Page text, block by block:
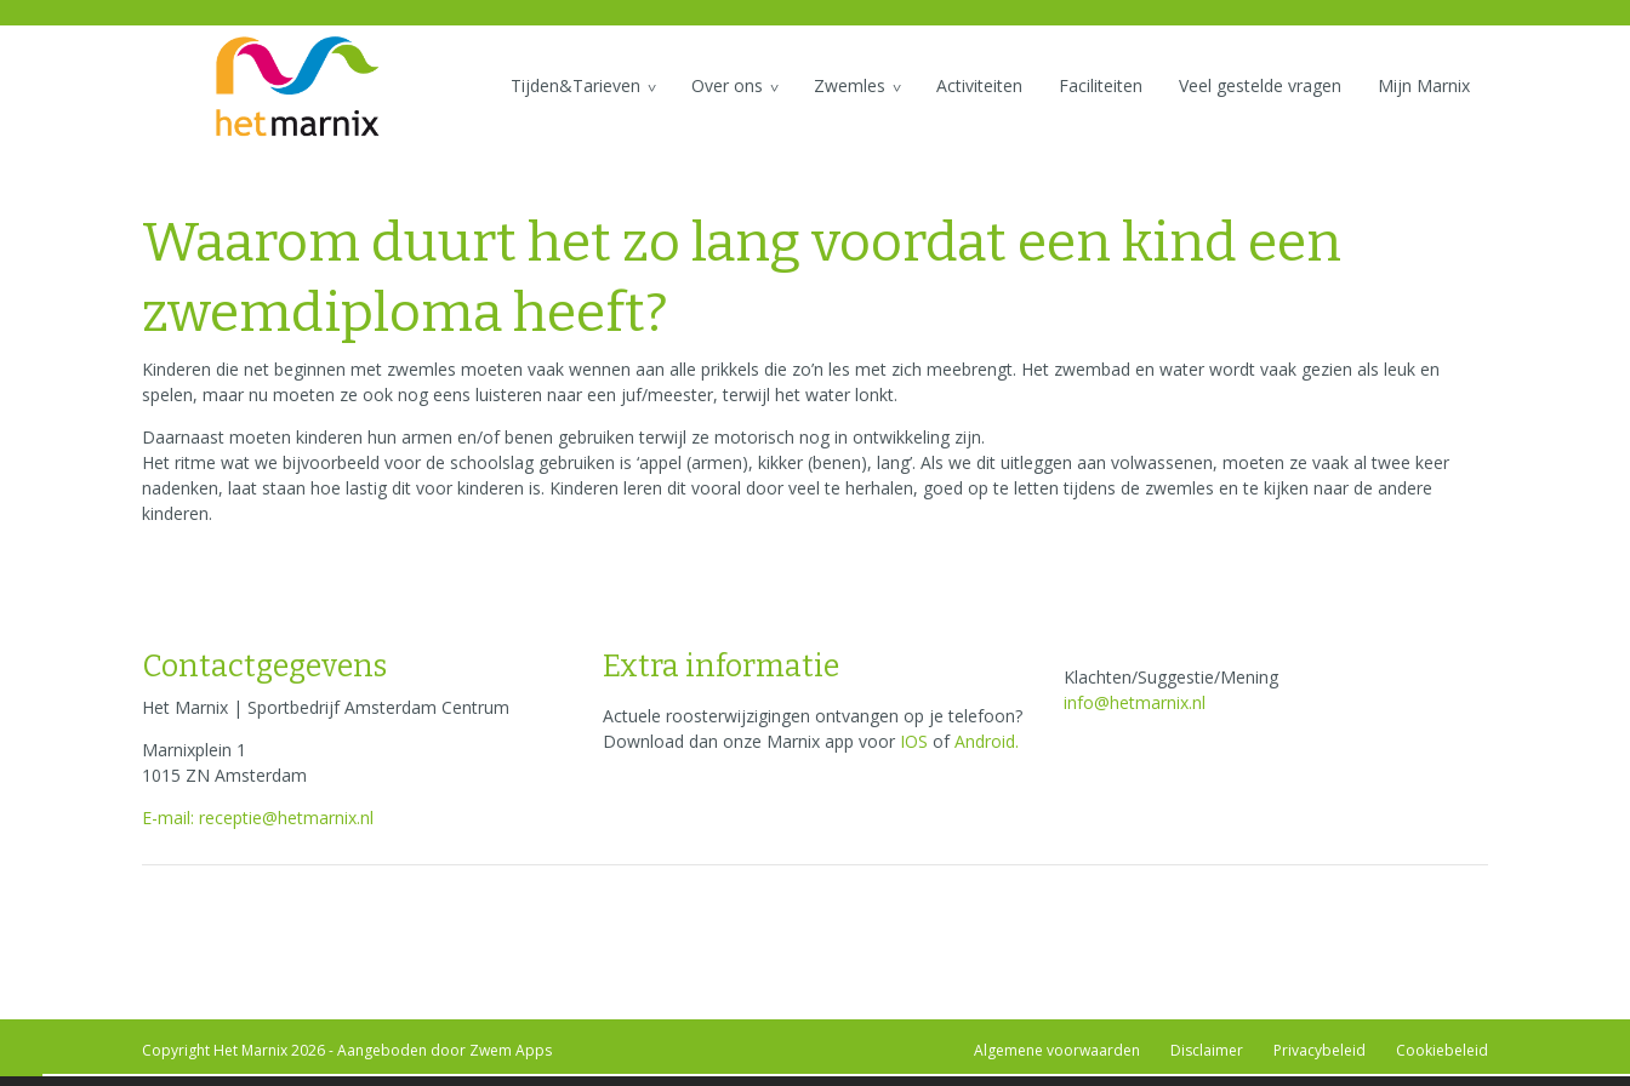
Tijden&Tarieven Over ons Zwemles Activiteiten Faciliteiten Veel gestelde vragen Mijn Marnix
Waarom duurt het zo lang voordat een kind een
zwemdiploma heeft?
Kinderen die net beginnen met zwemles moeten vaak wennen aan alle prikkels die zo’n les met zich meebrengt. Het zwembad en water wordt vaak gezien als leuk en
spelen, maar nu moeten ze ook nog eens luisteren naar een juf/meester, terwijl het water lonkt.
Daarnaast moeten kinderen hun armen en/of benen gebruiken terwijl ze motorisch nog in ontwikkeling zijn.
Het ritme wat we bijvoorbeeld voor de schoolslag gebruiken is ‘appel (armen), kikker (benen), lang’. Als we dit uitleggen aan volwassenen, moeten ze vaak al twee keer
nadenken, laat staan hoe lastig dit voor kinderen is. Kinderen leren dit vooral door veel te herhalen, goed op te letten tijdens de zwemles en te kijken naar de andere
kinderen.
Contactgegevens
Het Marnix | Sportbedrijf Amsterdam Centrum
Marnixplein 1
1015 ZN Amsterdam
E-mail: receptie@hetmarnix.nl
Extra informatie
Actuele roosterwijzigingen ontvangen op je telefoon?
Download dan onze Marnix app voor IOS of Android.
Klachten/Suggestie/Mening
info@hetmarnix.nl
Copyright Het Marnix 2026 - Aangeboden door Zwem Apps Algemene voorwaarden Disclaimer Privacybeleid Cookiebeleid